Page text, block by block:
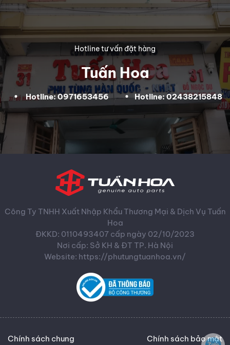
Hotline tư vấn đặt hàng
Tuấn Hoa
Hotline: 0971653456 Hotline: 02438215848
Công Ty TNHH Xuất Nhập Khẩu Thương Mại & Dịch Vụ Tuấn
Hoa
ĐKKD: 0110493407 cấp ngày 02/10/2023
Nơi cấp: Sở KH & ĐT TP. Hà Nội
Website: https://phutungtuanhoa.vn/
Chính sách chung Chính sách bảo mật